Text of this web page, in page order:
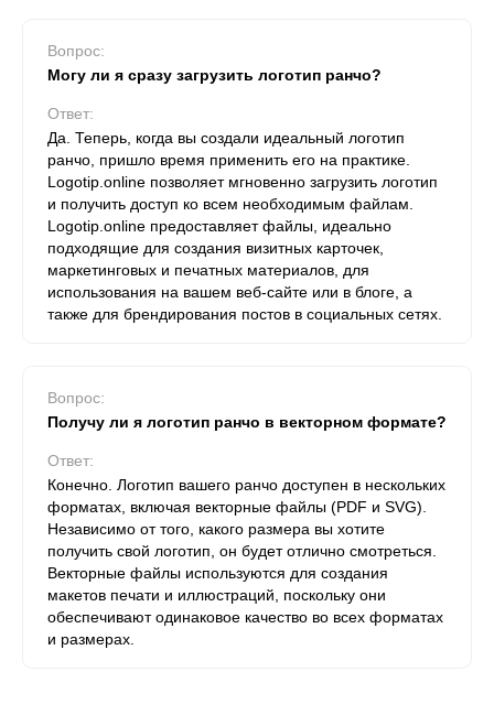
Вопрос:
Могу ли я сразу загрузить логотип ранчо?
Ответ:
Да. Теперь, когда вы создали идеальный логотип
ранчо, пришло время применить его на практике.
Logotip.online позволяет мгновенно загрузить логотип
и получить доступ ко всем необходимым файлам.
Logotip.online предоставляет файлы, идеально
подходящие для создания визитных карточек,
маркетинговых и печатных материалов, для
использования на вашем веб-сайте или в блоге, а
также для брендирования постов в социальных сетях.
Вопрос:
Получу ли я логотип ранчо в векторном формате?
Ответ:
Конечно. Логотип вашего ранчо доступен в нескольких
форматах, включая векторные файлы (PDF и SVG).
Независимо от того, какого размера вы хотите
получить свой логотип, он будет отлично смотреться.
Векторные файлы используются для создания
макетов печати и иллюстраций, поскольку они
обеспечивают одинаковое качество во всех форматах
и ​​размерах.